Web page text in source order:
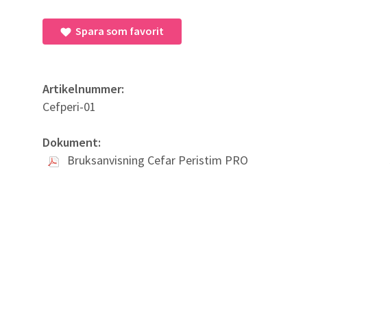
Spara som favorit
Artikelnummer:
Cefperi-01
Dokument:
Bruksanvisning Cefar Peristim PRO